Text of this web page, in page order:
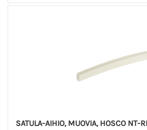
SATULA-AIHIO, MUOVIA, HOSCO NT-